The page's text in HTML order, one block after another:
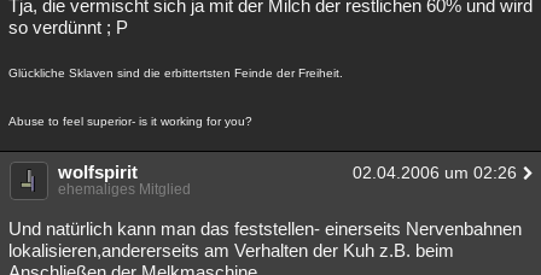
Tja, die vermischt sich ja mit der Milch der restlichen 60% und wird
so verdünnt ; P
Glückliche Sklaven sind die erbittertsten Feinde der Freiheit.
Abuse to feel superior- is it working for you?
wolfspirit 02.04.2006 um 02:26
ehemaliges Mitglied
Und natürlich kann man das feststellen- einerseits Nervenbahnen
lokalisieren,andererseits am Verhalten der Kuh z.B. beim